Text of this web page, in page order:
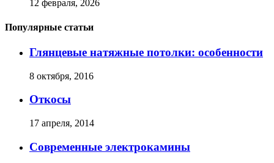
12 февраля, 2026
Популярные статьи
Глянцевые натяжные потолки: особенности
8 октября, 2016
Откосы
17 апреля, 2014
Современные электрокамины